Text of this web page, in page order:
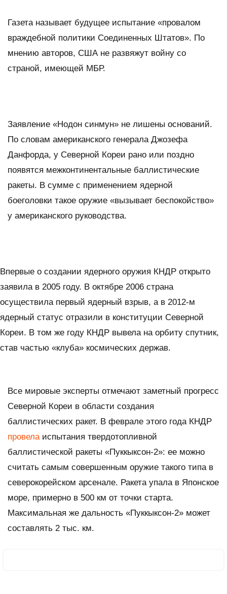
Газета называет будущее испытание «провалом
враждебной политики Соединенных Штатов». По
мнению авторов, США не развяжут войну со
страной, имеющей МБР.
Заявление «Нодон синмун» не лишены оснований.
По словам американского генерала Джозефа
Данфорда, у Северной Кореи рано или поздно
появятся межконтинентальные баллистические
ракеты. В сумме с применением ядерной
боеголовки такое оружие «вызывает беспокойство»
у американского руководства.
Впервые о создании ядерного оружия КНДР открыто
заявила в 2005 году. В октябре 2006 страна
осуществила первый ядерный взрыв, а в 2012-м
ядерный статус отразили в конституции Северной
Кореи. В том же году КНДР вывела на орбиту спутник,
став частью «клуба» космических держав.
Все мировые эксперты отмечают заметный прогресс
Северной Кореи в области создания
баллистических ракет. В феврале этого года КНДР
провела испытания твердотопливной
баллистической ракеты «Пуккыксон-2»: ее можно
считать самым совершенным оружие такого типа в
северокорейском арсенале. Ракета упала в Японское
море, примерно в 500 км от точки старта.
Максимальная же дальность «Пуккыксон-2» может
составлять 2 тыс. км.